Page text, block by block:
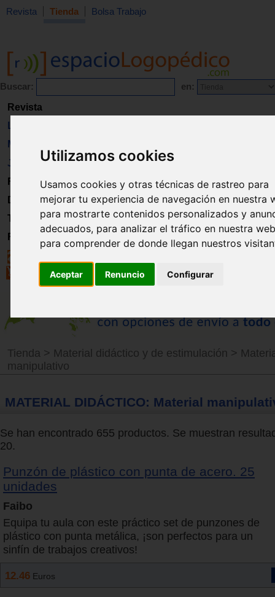
Utilizamos cookies
Usamos cookies y otras técnicas de rastreo para
mejorar tu experiencia de navegación en nuestra
para mostrarte contenidos personalizados y
adecuados, para analizar el tráfico en nuestra
para comprender de donde llegan nuestros
Aceptar Renuncio Configurar
Revista Tienda Bolsa Trabajo
Buscar: en:
Revista
Libros
Material
Juguetes
Formación
Directorio
Trabajo
Registro
Tienda > Material didáctico y de estimulación >
manipulativo
MATERIAL DIDÁCTICO: Material
Se han encontrado 655 productos. Se muestran
20.
Punzón de plástico con punta de acero. 25
unidades
Faibo
Equipa tu aula con este práctico set de punzones de
plástico con punta metálica, ¡son perfectos para un
sinfín de trabajos creativos!
12.46 Euros